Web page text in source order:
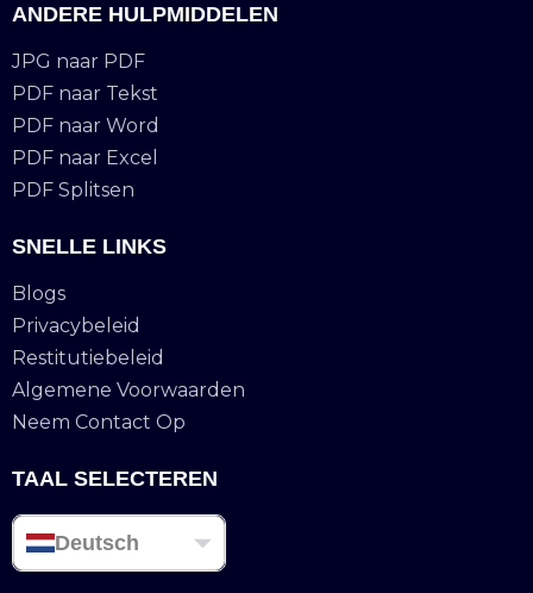
ANDERE HULPMIDDELEN
JPG naar PDF
PDF naar Tekst
PDF naar Word
PDF naar Excel
PDF Splitsen
SNELLE LINKS
Blogs
Privacybeleid
Restitutiebeleid
Algemene Voorwaarden
Neem Contact Op
TAAL SELECTEREN
Deutsch